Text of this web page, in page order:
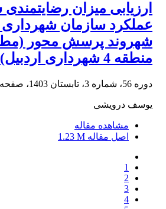
ارزیابی میزان
عملکرد سازمان شهرداری
شهروند پرسش محور
منطقه 4 شهرداری اردبیل)
دوره 56، شماره 3، تابستان 1403، صفحه
یوسف درویشی
مشاهده مقاله
اصل مقاله 1.23 M
1
2
3
4